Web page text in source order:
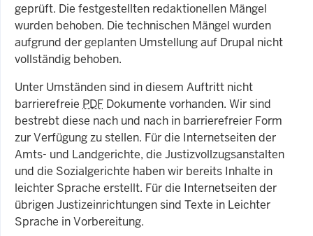
geprüft. Die festgestellten redaktionellen Mängel
wurden behoben. Die technischen Mängel wurden
aufgrund der geplanten Umstellung auf Drupal nicht
vollständig behoben.
Unter Umständen sind in diesem Auftritt nicht
barrierefreie PDF Dokumente vorhanden. Wir sind
bestrebt diese nach und nach in barrierefreier Form
zur Verfügung zu stellen. Für die Internetseiten der
Amts- und Landgerichte, die Justizvollzugsanstalten
und die Sozialgerichte haben wir bereits Inhalte in
leichter Sprache erstellt. Für die Internetseiten der
übrigen Justizeinrichtungen sind Texte in Leichter
Sprache in Vorbereitung.